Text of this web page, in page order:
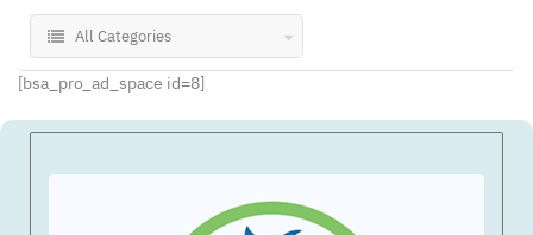
All Categories
[bsa_pro_ad_space id=8]